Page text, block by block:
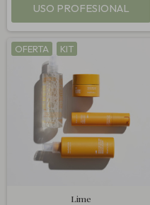
USO PROFESIONAL
OFERTA KIT
Lime